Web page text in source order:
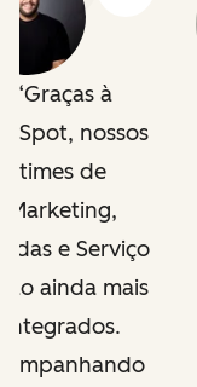
Graças à
nossos
times de
Marketing,
e Serviço
ainda mais
integrados.